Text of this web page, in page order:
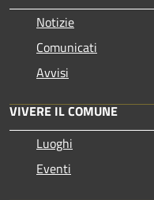
Notizie
Comunicati
Avvisi
VIVERE IL COMUNE
Luoghi
Eventi